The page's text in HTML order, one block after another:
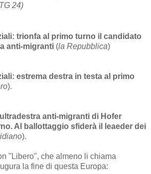
24)
trionfa al primo turno il candidato
anti-migranti (la Repubblica)
estrema destra in testa al primo
).
anti-migranti di Hofer
Al ballottaggio sfiderà il leaeder dei
).
"Libero", che almeno li chiama
la fine di questa Europa: